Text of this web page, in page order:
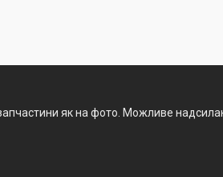
як на фото. Можливе